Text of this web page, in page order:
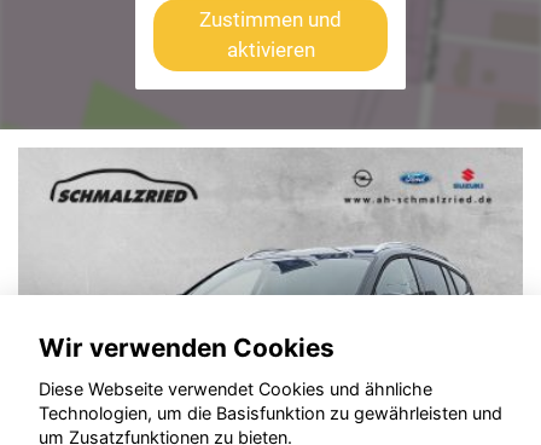
Zustimmen und
aktivieren
Wir verwenden Cookies
Diese Webseite verwendet Cookies und ähnliche
Technologien, um die Basisfunktion zu gewährleisten und
um Zusatzfunktionen zu bieten.